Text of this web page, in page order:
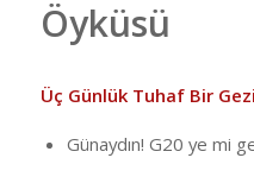
Öyküsü
Üç Günlük Tuhaf Bir
Günaydın! G20 ye mi